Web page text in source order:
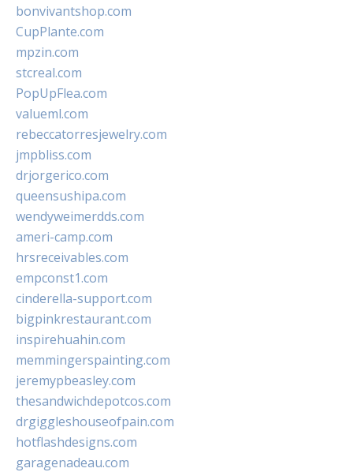
bonvivantshop.com
CupPlante.com
mpzin.com
stcreal.com
PopUpFlea.com
valueml.com
rebeccatorresjewelry.com
jmpbliss.com
drjorgerico.com
queensushipa.com
wendyweimerdds.com
ameri-camp.com
hrsreceivables.com
empconst1.com
cinderella-support.com
bigpinkrestaurant.com
inspirehuahin.com
memmingerspainting.com
jeremypbeasley.com
thesandwichdepotcos.com
drgiggleshouseofpain.com
hotflashdesigns.com
garagenadeau.com